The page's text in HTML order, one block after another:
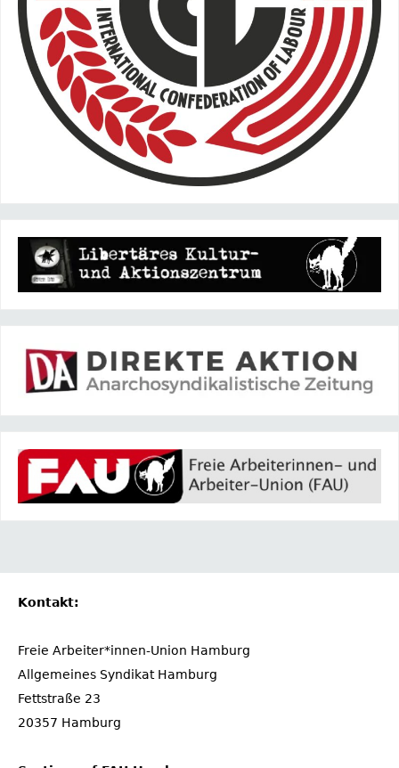
Kontakt:
Freie Arbeiter*innen-Union Hamburg
Allgemeines Syndikat Hamburg
Fettstraße 23
20357 Hamburg